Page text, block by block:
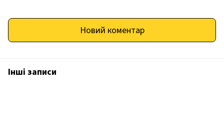
Новий коментар
Інші записи